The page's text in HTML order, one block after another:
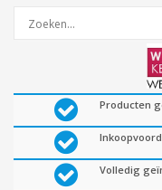
Producten
Volledig